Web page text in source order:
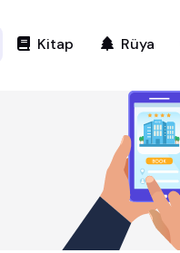
Kitap Rüya